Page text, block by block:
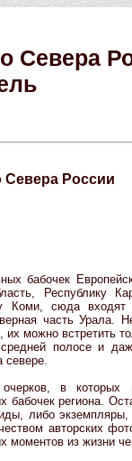
Севера
Севера России
бабочек
Республику
Коми, сюда
часть Урала.
можно встретить
полосе и
севере.
в
региона.
либо
авторских
моментов из жизни